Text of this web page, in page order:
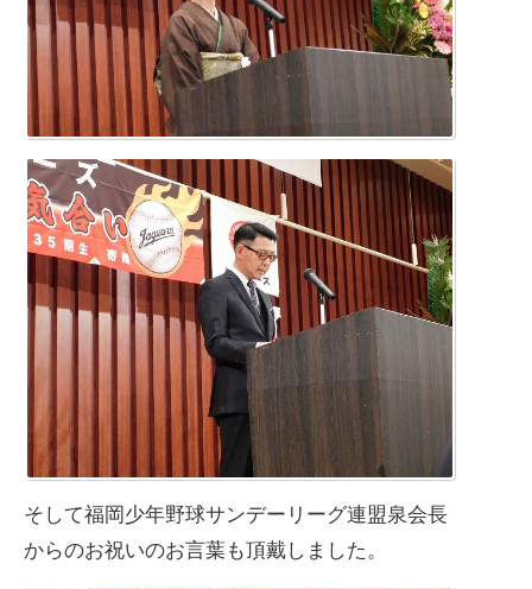
そして福岡少年野球サンデーリーグ連盟泉会長
からのお祝いのお言葉も頂戴しました。